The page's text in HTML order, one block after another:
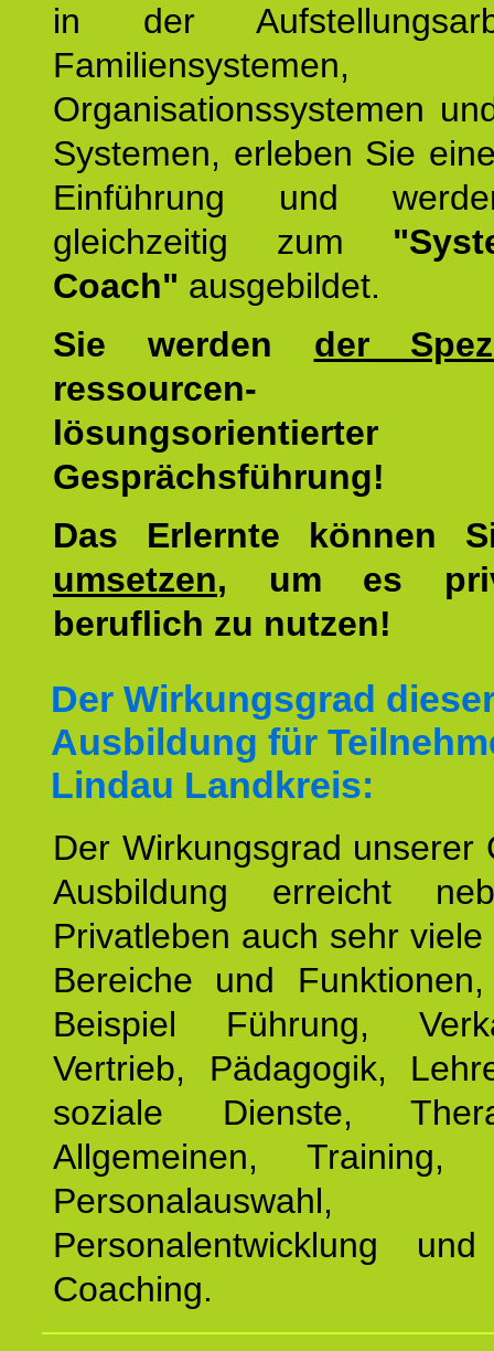
in der
Familiensystemen,
Organisationssystemen
Systemen, erleben Sie
Einführung und
gleichzeitig zum
Coach" ausgebildet.
Sie werden der
lösungsorientierter
Gesprächsführung!
Das Erlernte können
umsetzen, um es
beruflich zu nutzen!
Der Wirkungsgrad
Ausbildung für
Lindau Landkreis:
Der Wirkungsgrad unserer
Ausbildung erreicht
Privatleben auch sehr
Bereiche und
Beispiel Führung,
Vertrieb, Pädagogik,
soziale Dienste,
Allgemeinen, Training,
Personalauswahl,
Personalentwicklung
Coaching.